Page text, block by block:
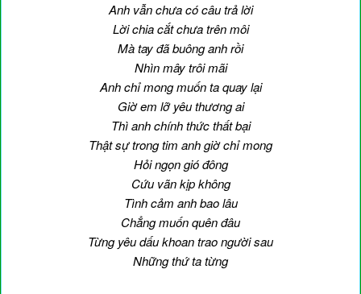
Anh vẫn chưa có câu trả lời
Lời chia cắt chưa trên môi
Mà tay đã buông anh rồi
Nhìn mây trôi mãi
Anh chỉ mong muốn ta quay lại
Giờ em lỡ yêu thương ai
Thì anh chính thức thất bại
Thật sự trong tim anh giờ chỉ mong
Hỏi ngọn gió đông
Cứu vãn kịp không
Tình cảm anh bao lâu
Chẳng muốn quên đâu
Từng yêu dấu khoan trao người sau
Những thứ ta từng